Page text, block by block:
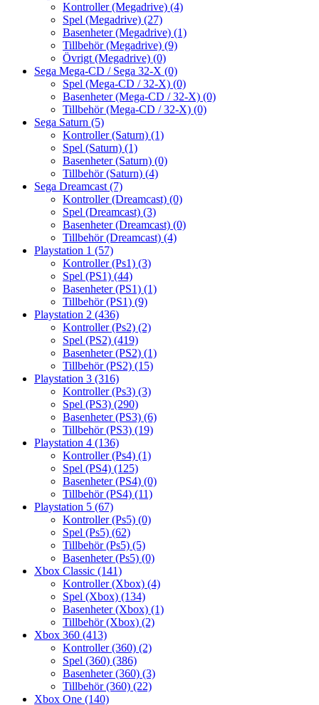
Kontroller (Megadrive) (4)
Spel (Megadrive) (27)
Basenheter (Megadrive) (1)
Tillbehör (Megadrive) (9)
Övrigt (Megadrive) (0)
Sega Mega-CD / Sega 32-X (0)
Spel (Mega-CD / 32-X) (0)
Basenheter (Mega-CD / 32-X) (0)
Tillbehör (Mega-CD / 32-X) (0)
Sega Saturn (5)
Kontroller (Saturn) (1)
Spel (Saturn) (1)
Basenheter (Saturn) (0)
Tillbehör (Saturn) (4)
Sega Dreamcast (7)
Kontroller (Dreamcast) (0)
Spel (Dreamcast) (3)
Basenheter (Dreamcast) (0)
Tillbehör (Dreamcast) (4)
Playstation 1 (57)
Kontroller (Ps1) (3)
Spel (PS1) (44)
Basenheter (PS1) (1)
Tillbehör (PS1) (9)
Playstation 2 (436)
Kontroller (Ps2) (2)
Spel (PS2) (419)
Basenheter (PS2) (1)
Tillbehör (PS2) (15)
Playstation 3 (316)
Kontroller (Ps3) (3)
Spel (PS3) (290)
Basenheter (PS3) (6)
Tillbehör (PS3) (19)
Playstation 4 (136)
Kontroller (Ps4) (1)
Spel (PS4) (125)
Basenheter (PS4) (0)
Tillbehör (PS4) (11)
Playstation 5 (67)
Kontroller (Ps5) (0)
Spel (Ps5) (62)
Tillbehör (Ps5) (5)
Basenheter (Ps5) (0)
Xbox Classic (141)
Kontroller (Xbox) (4)
Spel (Xbox) (134)
Basenheter (Xbox) (1)
Tillbehör (Xbox) (2)
Xbox 360 (413)
Kontroller (360) (2)
Spel (360) (386)
Basenheter (360) (3)
Tillbehör (360) (22)
Xbox One (140)